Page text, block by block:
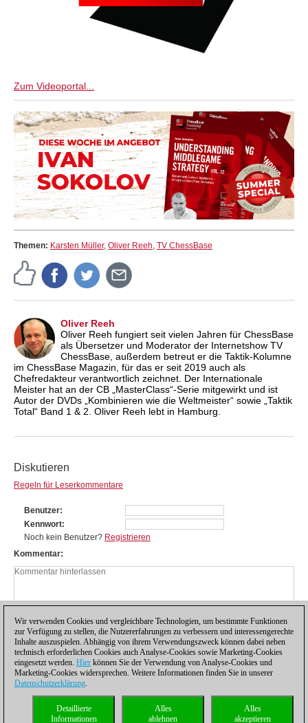
Zum Videoportal...
Themen: Karsten Müller, Oliver Reeh, TV ChessBase
Oliver Reeh
Oliver Reeh fungiert seit vielen Jahren für ChessBase
als Übersetzer und Moderator der Internetshow TV
ChessBase, außerdem betreut er die Taktik-Kolumne
im ChessBase Magazin, für das er seit 2019 auch als
Chefredakteur verantwortlich zeichnet. Der Internationale
Meister hat an der CB „MasterClass“-Serie mitgewirkt und ist
Autor der DVDs „Kombinieren wie die Weltmeister“ sowie „Taktik
Total“ Band 1 & 2. Oliver Reeh lebt in Hamburg.
Diskutieren
Regeln für Leserkommentare
Benutzer
Kennwort
Noch kein Benutzer? Registrieren
Kommentar
Datenschutzhinweis| Kontakt| |Lizenzen
Compliance Hotline|
Wir verwenden Cookies und vergleichbare Technologien, um bestimmte Funktionen
zur Verfügung zu stellen, die Nutzererfahrungen zu verbessern und interessengerechte
Inhalte auszuspielen. Abhängig von ihrem Verwendungszweck können dabei neben
technisch erforderlichen Cookies auch Analyse-Cookies sowie Marketing-Cookies
eingesetzt werden. Hier können Sie der Verwendung von Analyse-Cookies und
Marketing-Cookies widersprechen. Weitere Informationen finden Sie in unserer
Datenschutzerklärung.
Alles
akzeptieren
Alles
ablehnen
Detaillierte
Informationen